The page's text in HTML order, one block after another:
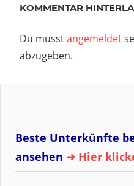
KOMMENTAR
Du musstangemeldet
abzugeben.
Beste Unterkünfte
ansehen ➜ Hier